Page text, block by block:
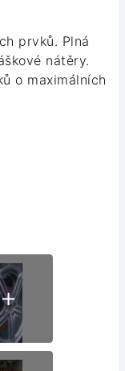
prvků. Plná
nátěry.
o maximálních